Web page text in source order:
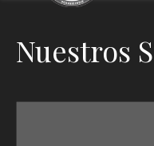
Nuestros